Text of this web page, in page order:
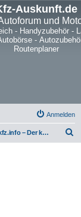
Auskunft.de
und
- Handyzubehör -
-
Routenplaner
Anmelden
www.kfz.info – Der kostenlose Fahrzeugmarkt im Internet